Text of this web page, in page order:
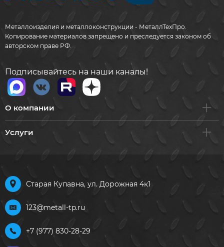
Металлоизделия и металлоконструкции - МеталлТехПро.
Копирование материалов запрещено и преследуется законом об
авторском праве РФ.
Подписывайтесь на наши каналы!
О компании
Услуги
Старая Купавна, ул. Дорожная 4к1
123@metall-tp.ru
+7 (977) 830-28-29